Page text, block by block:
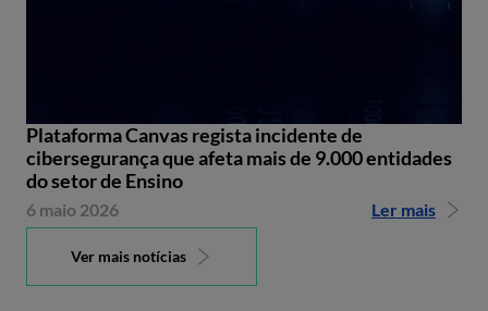
Plataforma Canvas regista incidente de
cibersegurança que afeta mais de 9.000 entidades
do setor de Ensino
6 maio 2026 Ler mais
Ver mais notícias